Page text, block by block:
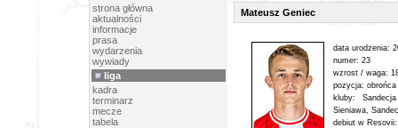
strona główna
aktualności
informacje
prasa
wydarzenia
wywiady
liga
kadra
terminarz
mecze
tabela
Mateusz Geniec
data urodzenia:
numer: 23
wzrost / waga:
pozycja: obrońca
kluby:
Sieniawa,
debiut w